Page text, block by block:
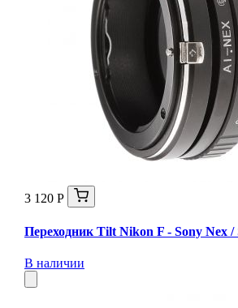
3 120 Р
Переходник Tilt Nikon F - Sony Nex /
В наличии